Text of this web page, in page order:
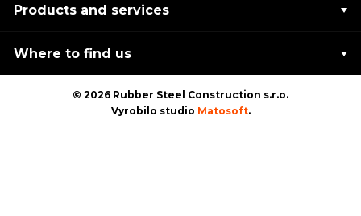
Products and services
Where to find us
© 2026 Rubber Steel Construction s.r.o.
Vyrobilo studio Matosoft.